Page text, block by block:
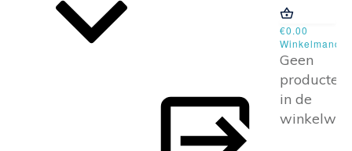
€0.00
Winkelmand
Geen
producten
in de